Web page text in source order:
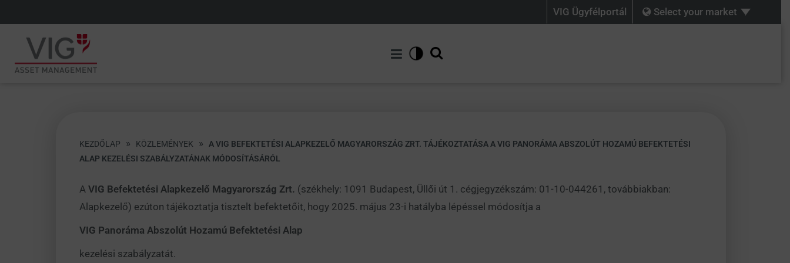
VIG Ügyfélportál Select your market
KEZDŐLAP » KÖZLEMÉNYEK » A VIG BEFEKTETÉSI ALAPKEZELŐ MAGYARORSZÁG ZRT. TÁJÉKOZTATÁSA A VIG PANORÁMA ABSZOLÚT HOZAMÚ BEFEKTETÉSI
ALAP KEZELÉSI SZABÁLYZATÁNAK MÓDOSÍTÁSÁRÓL
A VIG Befektetési Alapkezelő Magyarország Zrt. (székhely: 1091 Budapest, Üllői út 1. cégjegyzékszám: 01-10-044261, továbbiakban:
Alapkezelő) ezúton tájékoztatja tisztelt befektetőit, hogy 2025. május 23-i hatályba lépéssel módosítja a
VIG Panoráma Abszolút Hozamú Befektetési Alap
kezelési szabályzatát.